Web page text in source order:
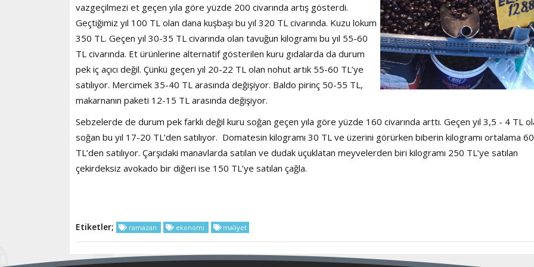
vazgeçilmezi et geçen yıla göre yüzde 200 civarında artış gösterdi.
Geçtiğimiz yıl 100 TL olan dana kuşbaşı bu yıl 320 TL civarında. Kuzu lokum
350 TL. Geçen yıl 30-35 TL civarında olan tavuğun kilogramı bu yıl 55-60
TL civarında. Et ürünlerine alternatif gösterilen kuru gıdalarda da durum
pek iç açıcı değil. Çünkü geçen yıl 20-22 TL olan nohut artık 55-60 TL’ye
satılıyor. Mercimek 35-40 TL arasında değişiyor. Baldo pirinç 50-55 TL,
makarnanın paketi 12-15 TL arasında değişiyor.
Sebzelerde de durum pek farklı değil kuru soğan geçen yıla göre yüzde 160 civarında arttı. Geçen yıl 3,5 - 4 TL
soğan bu yıl 17-20 TL’den satılıyor. Domatesin kilogramı 30 TL ve üzerini görürken biberin kilogramı ortalama 60
TL’den satılıyor. Çarşıdaki manavlarda satılan ve dudak uçuklatan meyvelerden biri kilogramı 250 TL’ye satılan
çekirdeksiz avokado bir diğeri ise 150 TL’ye satılan çağla.
Etiketler; ramazan ekonomi maliyet